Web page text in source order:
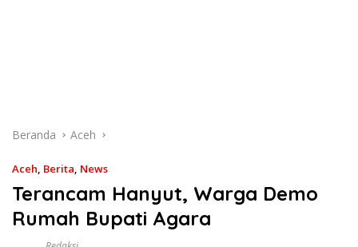
Beranda Aceh
Aceh, Berita, News
Terancam Hanyut, Warga Demo
Rumah Bupati Agara